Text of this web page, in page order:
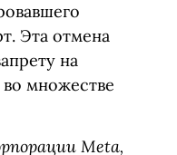
Эта отмена
на
множестве
Meta,